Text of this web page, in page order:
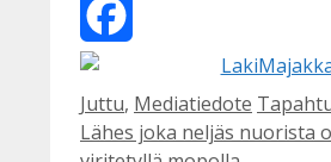
X
Facebook
Kategoriat
Juttu, Mediatiedote
Lähes joka neljäs nuorista